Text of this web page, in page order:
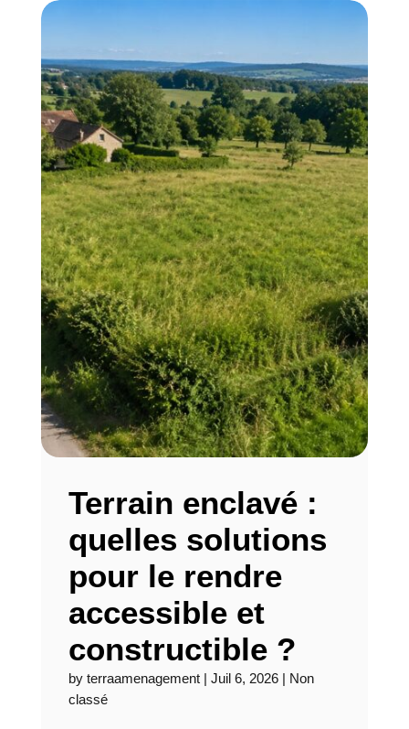
Terrain enclavé :
quelles solutions
pour le rendre
accessible et
constructible ?
by terraamenagement| Juil 6, 2026| Non
classé